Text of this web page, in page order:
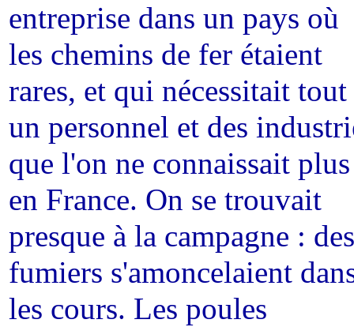
entreprise dans un pays où
les chemins de fer étaient
rares, et qui nécessitait tout
un personnel et des
que l'on ne connaissait plus
en France. On se trouvait
presque à la campagne : des
fumiers s'amoncelaient
les cours. Les poules